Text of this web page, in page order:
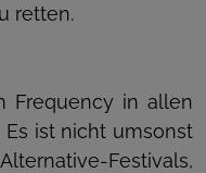
retten.
Frequency in allen
Es ist nicht umsonst
Festivals,